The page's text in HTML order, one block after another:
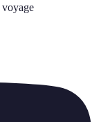
voyage